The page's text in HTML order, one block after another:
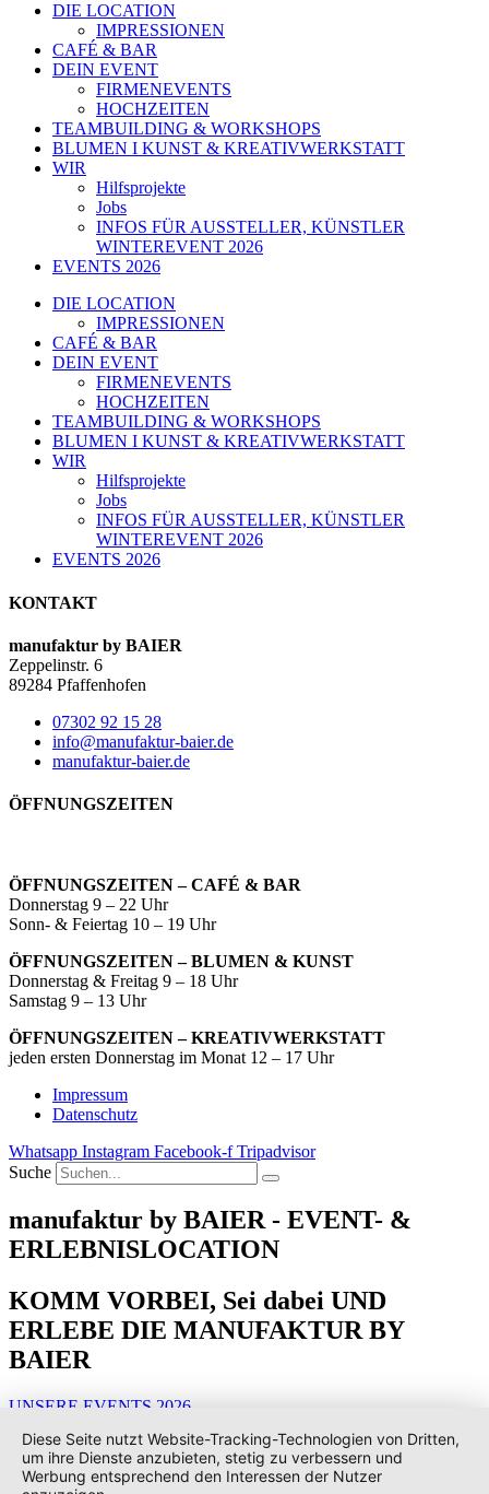
DIE LOCATION
IMPRESSIONEN
CAFÉ & BAR
DEIN EVENT
FIRMENEVENTS
HOCHZEITEN
TEAMBUILDING & WORKSHOPS
BLUMEN I KUNST & KREATIVWERKSTATT
WIR
Hilfsprojekte
Jobs
INFOS FÜR AUSSTELLER, KÜNSTLER
WINTEREVENT 2026
EVENTS 2026
DIE LOCATION
IMPRESSIONEN
CAFÉ & BAR
DEIN EVENT
FIRMENEVENTS
HOCHZEITEN
TEAMBUILDING & WORKSHOPS
BLUMEN I KUNST & KREATIVWERKSTATT
WIR
Hilfsprojekte
Jobs
INFOS FÜR AUSSTELLER, KÜNSTLER
WINTEREVENT 2026
EVENTS 2026
KONTAKT
manufaktur by BAIER
Zeppelinstr. 6
89284 Pfaffenhofen
07302 92 15 28
info@manufaktur-baier.de
manufaktur-baier.de
ÖFFNUNGSZEITEN
ÖFFNUNGSZEITEN – CAFÉ & BAR
Donnerstag 9 – 22 Uhr
Sonn- & Feiertag 10 – 19 Uhr
ÖFFNUNGSZEITEN – BLUMEN & KUNST
Donnerstag & Freitag 9 – 18 Uhr
Samstag 9 – 13 Uhr
ÖFFNUNGSZEITEN – KREATIVWERKSTATT
jeden ersten Donnerstag im Monat 12 – 17 Uhr
Impressum
Datenschutz
Whatsapp Instagram Facebook-f Tripadvisor
Suche
manufaktur by BAIER - EVENT- &
ERLEBNISLOCATION
KOMM VORBEI, Sei dabei UND
ERLEBE DIE MANUFAKTUR BY
BAIER
UNSERE EVENTS 2026
Diese Seite nutzt Website-Tracking-Technologien von Dritten,
um ihre Dienste anzubieten, stetig zu verbessern und
Werbung entsprechend den Interessen der Nutzer